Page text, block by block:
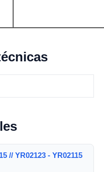
// YR02123 - YR02115